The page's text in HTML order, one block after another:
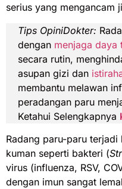
serius yang mengancam
Tips OpiniDokter:
dengan menjaga daya
secara rutin,
asupan gizi dan
membantu melawan
peradangan paru
Ketahui Selengkapnya
Radang paru-paru
kuman seperti bakteri (
virus (influenza, RSV,
dengan imun sangat